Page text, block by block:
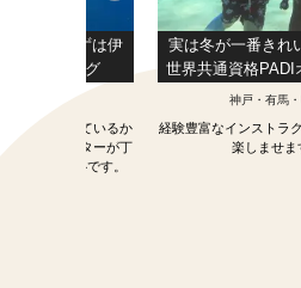
よう！まずは伊
験ダイビング
んな生活しているか
ンストラクターが丁
ますので安心です。
実は冬が一番きれ
世界共通資格PADI
ータライセン
神戸・有馬
経験豊富なインストラ
楽しませま